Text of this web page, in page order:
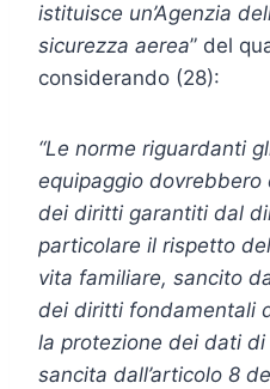
istituisce un’Agenzia
sicurezza aerea” del
considerando (28):
“Le norme riguardanti
equipaggio
dei diritti garantiti dal
particolare il rispetto
vita familiare, sancito
dei diritti fondamentali
la protezione dei dati
sancita dall’articolo 8